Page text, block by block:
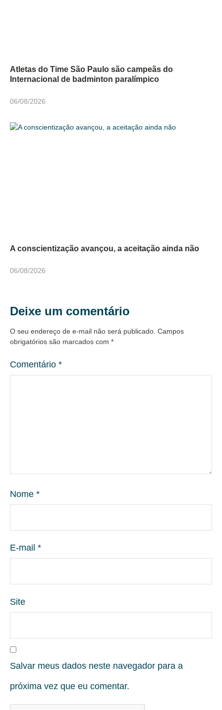
Atletas do Time São Paulo são campeãs do
Internacional de badminton paralímpico
06/08/2026
A conscientização avançou, a aceitação ainda não
06/08/2026
Deixe um comentário
O seu endereço de e-mail não será publicado. Campos
obrigatórios são marcados com *
Comentário *
Nome *
E-mail *
Site
Salvar meus dados neste navegador para a
próxima vez que eu comentar.